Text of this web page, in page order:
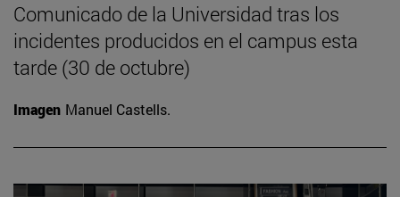
Comunicado de la Universidad tras los
incidentes producidos en el campus esta
tarde (30 de octubre)
Imagen Manuel Castells.